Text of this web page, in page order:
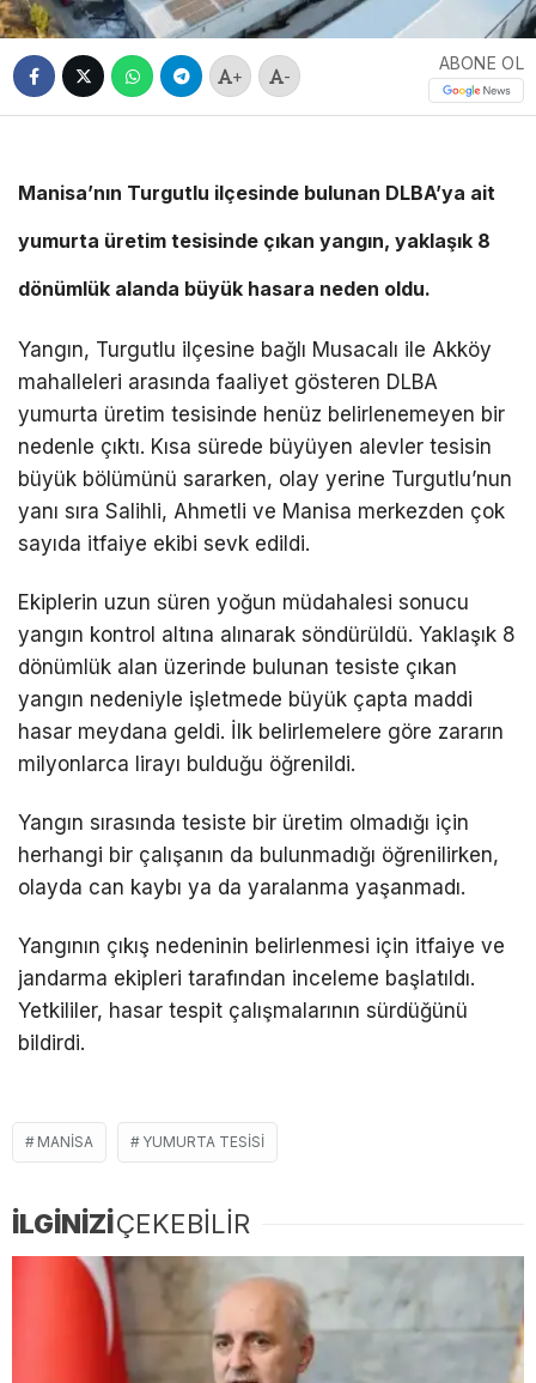
+ -
ABONE OL
Manisa’nın Turgutlu ilçesinde bulunan DLBA’ya ait
yumurta üretim tesisinde çıkan yangın, yaklaşık 8
dönümlük alanda büyük hasara neden oldu.
Yangın, Turgutlu ilçesine bağlı Musacalı ile Akköy
mahalleleri arasında faaliyet gösteren DLBA
yumurta üretim tesisinde henüz belirlenemeyen bir
nedenle çıktı. Kısa sürede büyüyen alevler tesisin
büyük bölümünü sararken, olay yerine Turgutlu’nun
yanı sıra Salihli, Ahmetli ve Manisa merkezden çok
sayıda itfaiye ekibi sevk edildi.
Ekiplerin uzun süren yoğun müdahalesi sonucu
yangın kontrol altına alınarak söndürüldü. Yaklaşık 8
dönümlük alan üzerinde bulunan tesiste çıkan
yangın nedeniyle işletmede büyük çapta maddi
hasar meydana geldi. İlk belirlemelere göre zararın
milyonlarca lirayı bulduğu öğrenildi.
Yangın sırasında tesiste bir üretim olmadığı için
herhangi bir çalışanın da bulunmadığı öğrenilirken,
olayda can kaybı ya da yaralanma yaşanmadı.
Yangının çıkış nedeninin belirlenmesi için itfaiye ve
jandarma ekipleri tarafından inceleme başlatıldı.
Yetkililer, hasar tespit çalışmalarının sürdüğünü
bildirdi.
MANISA YUMURTA TESISI
İLGİNİZİÇEKEBİLİR